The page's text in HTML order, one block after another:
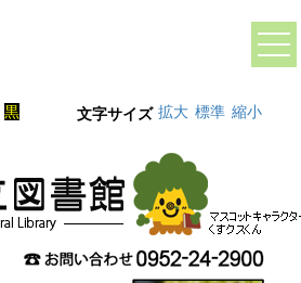
黒 文字サイズ 拡大 標準 縮小